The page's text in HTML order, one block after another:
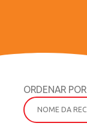
ORDENAR POR